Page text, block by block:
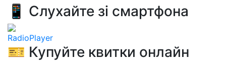
📱 Слухайте зі смартфона
RadioPlayer
🎫 Купуйте квитки онлайн